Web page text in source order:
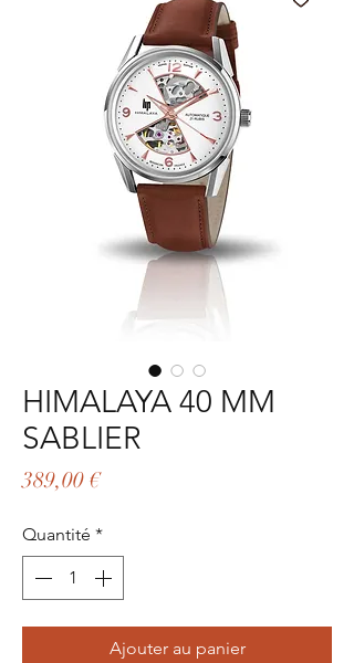
HIMALAYA 40 MM
SABLIER
389,00 €Prix
Quantité *
Ajouter au panier